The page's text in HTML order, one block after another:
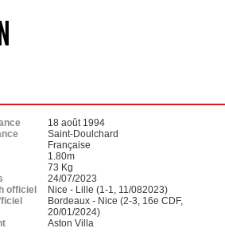
18 août 1994
Saint-Doulchard
Française
1.80m
73 Kg
24/07/2023
officiel
Nice - Lille (1-1, 11/082023)
Bordeaux - Nice (2-3, 16e CDF,
20/01/2024)
Aston Villa